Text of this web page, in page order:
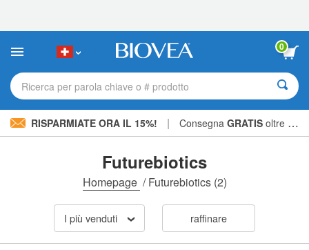
sito
include
sistema
0
Ricerca per parola chiave o # prodotto
RISPARMIATE ORA IL 15%! | Consegna GRATIS oltre CHF 56.00 »
Futurebiotics
Homepage /Futurebiotics(2)
I più venduti raffinare